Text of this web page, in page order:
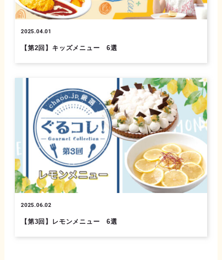
2025.04.01
【第2回】キッズメニュー 6選
2025.06.02
【第3回】レモンメニュー 6選